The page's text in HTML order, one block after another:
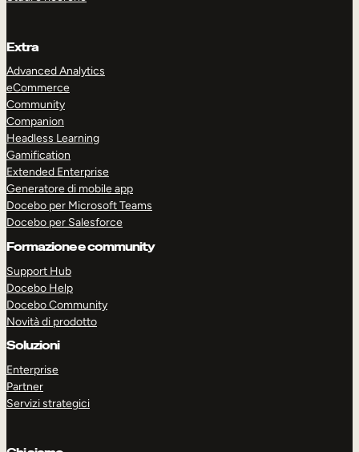
Extra
Advanced Analytics
eCommerce
Community
Companion
Headless Learning
Gamification
Extended Enterprise
Generatore di mobile app
Docebo per Microsoft Teams
Docebo per Salesforce
Formazione e community
Support Hub
Docebo Help
Docebo Community
Novità di prodotto
Soluzioni
Enterprise
Partner
Servizi strategici